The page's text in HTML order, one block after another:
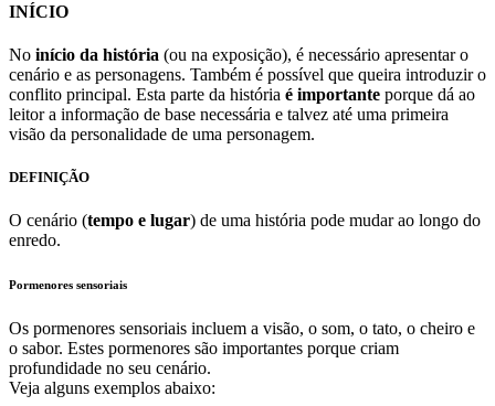
INÍCIO
No início da história (ou na exposição), é necessário apresentar o
cenário e as personagens. Também é possível que queira introduzir o
conflito principal. Esta parte da história é importante porque dá ao
leitor a informação de base necessária e talvez até uma primeira
visão da personalidade de uma personagem.
DEFINIÇÃO
O cenário (tempo e lugar) de uma história pode mudar ao longo do
enredo.
Pormenores sensoriais
Os pormenores sensoriais incluem a visão, o som, o tato, o cheiro e
o sabor. Estes pormenores são importantes porque criam
profundidade no seu cenário.
Veja alguns exemplos abaixo: